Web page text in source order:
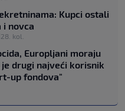
Kupci ostali
i novca
28. kol.
Europljani moraju
drugi najveći korisnik
up fondova"